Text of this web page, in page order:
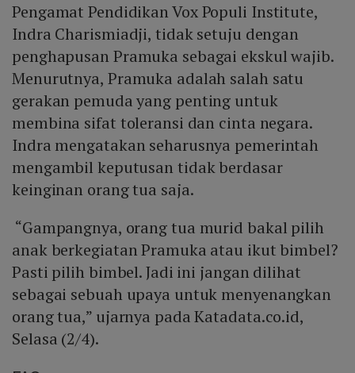
Pengamat Pendidikan Vox Populi Institute,
Indra Charismiadji, tidak setuju dengan
penghapusan Pramuka sebagai ekskul wajib.
Menurutnya, Pramuka adalah salah satu
gerakan pemuda yang penting untuk
membina sifat toleransi dan cinta negara.
Indra mengatakan seharusnya pemerintah
mengambil keputusan tidak berdasar
keinginan orang tua saja.
“Gampangnya, orang tua murid bakal pilih
anak berkegiatan Pramuka atau ikut bimbel?
Pasti pilih bimbel. Jadi ini jangan dilihat
sebagai sebuah upaya untuk menyenangkan
orang tua,” ujarnya pada Katadata.co.id,
Selasa (2/4).